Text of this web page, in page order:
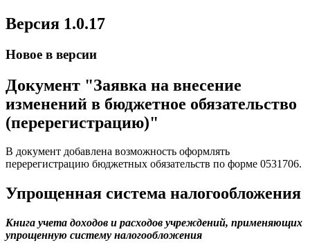
Версия 1.0.17
Новое в версии
Документ "Заявка на внесение
изменений в бюджетное обязательство
(перерегистрацию)"
В документ добавлена возможность оформлять
перерегистрацию бюджетных обязательств по форме 0531706.
Упрощенная система налогообложения
Книга учета доходов и расходов учреждений, применяющих
упрощенную систему налогообложения